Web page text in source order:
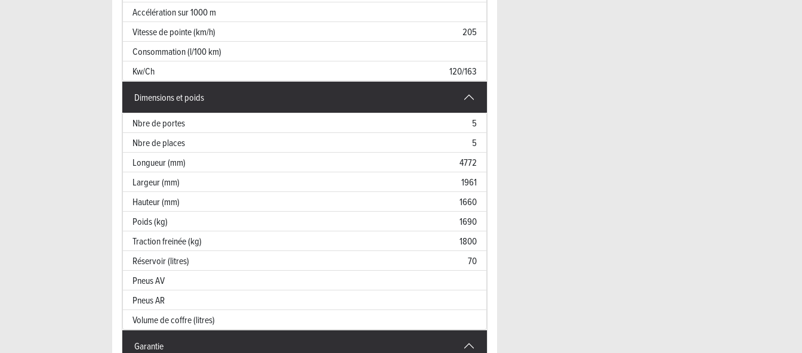
Accélération sur 1000 m
Vitesse de pointe (km/h)
205
Consommation (l/100 km)
Kw/Ch
120/163
Dimensions et poids
Nbre de portes
5
Nbre de places
5
Longueur (mm)
4772
Largeur (mm)
1961
Hauteur (mm)
1660
Poids (kg)
1690
Traction freinée (kg)
1800
Réservoir (litres)
70
Pneus AV
Pneus AR
Volume de coffre (litres)
Garantie